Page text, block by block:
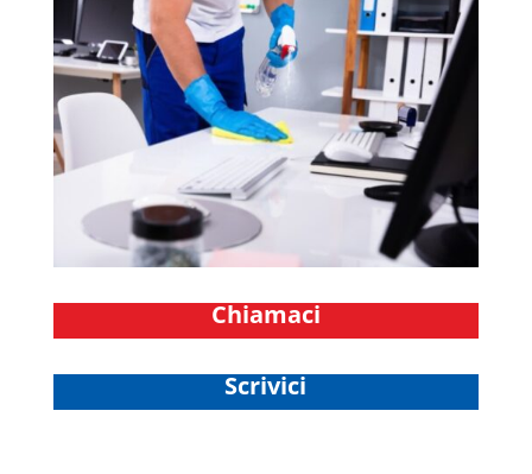
Chiamaci
Scrivici